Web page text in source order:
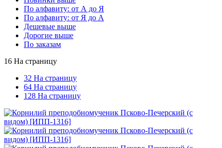
По алфавиту: от А до Я
По алфавиту: от Я до А
Дешевые выше
Дорогие выше
По заказам
16 На страницу
32 На страницу
64 На страницу
128 На страницу